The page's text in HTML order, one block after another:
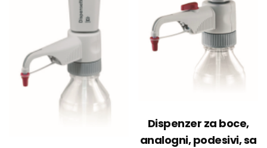
Dispenzer za boce,
analogni, podesivi, sa